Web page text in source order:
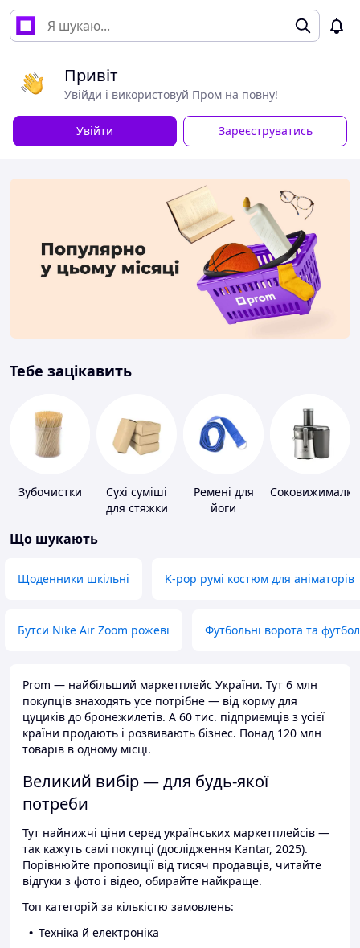
Привіт
Увійди і використовуй Пром на повну!
Увійти Зареєструватись
Тебе зацікавить
Зубочистки
Сухі суміші
для стяжки
Ремені для
йоги
Соковижималки
Що шукають
Щоденники шкільні K-pop румі костюм для аніматорів
Бутси Nike Air Zoom рожеві Футбольні ворота та
Prom — найбільший маркетплейс України. Тут 6 млн
покупців знаходять усе потрібне — від корму для
цуциків до бронежилетів. А 60 тис. підприємців з усієї
країни продають і розвивають бізнес. Понад 120 млн
товарів в одному місці.
Великий вибір — для будь-якої
потреби
Тут найнижчі ціни серед українських маркетплейсів —
так кажуть самі покупці (дослідження Kantar, 2025).
Порівнюйте пропозиції від тисяч продавців, читайте
відгуки з фото і відео, обирайте найкраще.
Топ категорій за кількістю замовлень:
Техніка й електроніка